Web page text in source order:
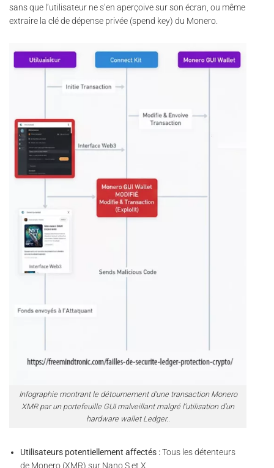
sans que l’utilisateur ne s’en aperçoive sur son écran, ou même
extraire la clé de dépense privée (spend key) du Monero.
Infographie montrant le détournement d’une transaction Monero
XMR par un portefeuille GUI malveillant malgré l’utilisation d’un
hardware wallet Ledger..
Utilisateurs potentiellement affectés :Tous les détenteurs
de Monero (XMR) sur Nano S et X